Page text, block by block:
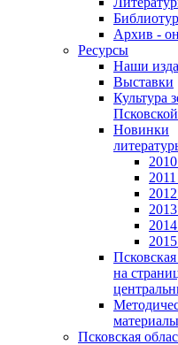
Библиотур
Архив -
Ресурсы
Наши
Выставки
Культура
Псковской
Новинки
на
материалы
Псковская